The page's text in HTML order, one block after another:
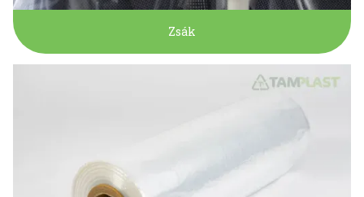
Zsák